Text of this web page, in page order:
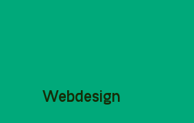
Webdesign